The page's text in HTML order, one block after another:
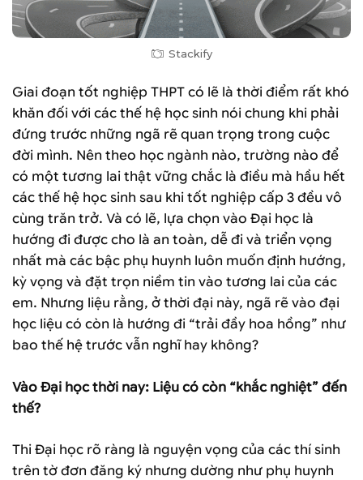
Stackify
Giai đoạn tốt nghiệp THPT có lẽ là thời điểm rất khó
khăn đối với các thế hệ học sinh nói chung khi phải
đứng trước những ngã rẽ quan trọng trong cuộc
đời mình. Nên theo học ngành nào, trường nào để
có một tương lai thật vững chắc là điều mà hầu hết
các thế hệ học sinh sau khi tốt nghiệp cấp 3 đều vô
cùng trăn trở. Và có lẽ, lựa chọn vào Đại học là
hướng đi được cho là an toàn, dễ đi và triển vọng
nhất mà các bậc phụ huynh luôn muốn định hướng,
kỳ vọng và đặt trọn niềm tin vào tương lai của các
em. Nhưng liệu rằng, ở thời đại này, ngã rẽ vào đại
học liệu có còn là hướng đi “trải đầy hoa hồng” như
bao thế hệ trước vẫn nghĩ hay không?
Vào Đại học thời nay: Liệu có còn “khắc nghiệt” đến
thế?
Thi Đại học rõ ràng là nguyện vọng của các thí sinh
trên tờ đơn đăng ký nhưng dường như phụ huynh